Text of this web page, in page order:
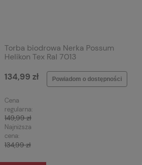
Torba biodrowa Nerka Possum
Helikon Tex Ral 7013
134,99 zł
Cena
regularna:
149,99 zł
Najniższa
cena:
134,99 zł
Powiadom o dostępności